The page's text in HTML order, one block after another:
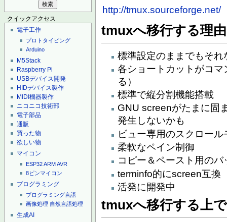
クイックアクセス
電子工作
プロトタイピング
Arduino
M5Stack
Raspberry Pi
USBデバイス開発
HIDデバイス製作
MIDI機器製作
ニコニコ技術部
電子部品
通販
買った物
欲しい物
マイコン
ESP32ARMAVR
8ピンマイコン
プログラミング
プログラミング言語
画像処理 自然言語処理
生成AI
http://tmux.sourceforge.net/
tmuxへ移行する理
標準設定のままでもそ
各ショートカットがコ
る）
標準で縦分割機能搭載
GNU screenがたまに固
発生しないかも
ビュー専用のスクロール
柔軟なペイン制御
コピー＆ペースト用の
terminfo的にscreen互換
活発に開発中
tmuxへ移行する上